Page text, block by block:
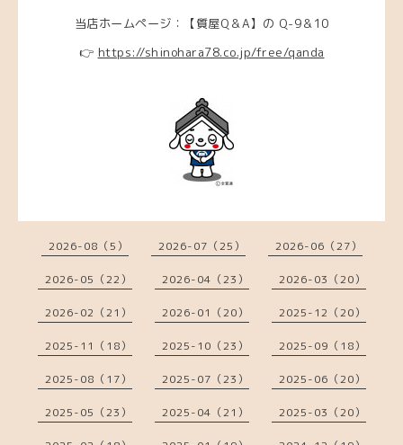
当店ホームページ：【質屋Q＆A】の Q-9＆10
👉 https://shinohara78.co.jp/free/qanda
2026-08（5） 2026-07（25） 2026-06（27）
2026-05（22） 2026-04（23） 2026-03（20）
2026-02（21） 2026-01（20） 2025-12（20）
2025-11（18） 2025-10（23） 2025-09（18）
2025-08（17） 2025-07（23） 2025-06（20）
2025-05（23） 2025-04（21） 2025-03（20）